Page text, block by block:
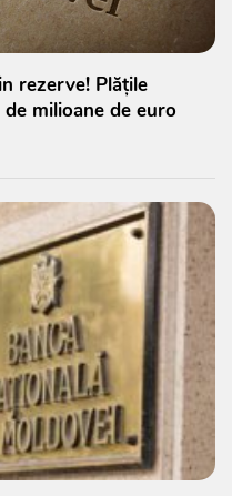
rezerve! Plățile
milioane de euro